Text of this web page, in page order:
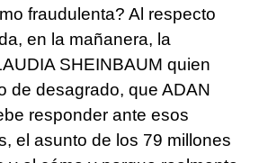
fraudulenta? Al respecto
en la mañanera, la
SHEINBAUM quien
de desagrado, que ADAN
responder ante esos
el asunto de los 79 millones